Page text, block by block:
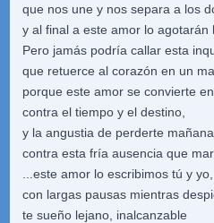
que nos une y nos separa a los
y al final a este amor lo agotarán
Pero jamás podría callar esta
que retuerce al corazón en un
porque este amor se convierte
contra el tiempo y el destino,
y la angustia de perderte mañana
contra esta fría ausencia que
...este amor lo escribimos tú y yo,
con largas pausas mientras
te sueño lejano, inalcanzable